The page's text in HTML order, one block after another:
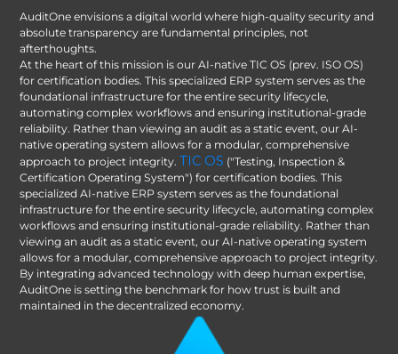
AuditOne envisions a digital world where high-quality security and
absolute transparency are fundamental principles, not
afterthoughts.
At the heart of this mission is our AI-native TIC OS (prev. ISO OS)
for certification bodies. This specialized ERP system serves as the
foundational infrastructure for the entire security lifecycle,
automating complex workflows and ensuring institutional-grade
reliability. Rather than viewing an audit as a static event, our AI-
native operating system allows for a modular, comprehensive
approach to project integrity. TIC OS ("Testing, Inspection &
Certification Operating System") for certification bodies. This
specialized AI-native ERP system serves as the foundational
infrastructure for the entire security lifecycle, automating complex
workflows and ensuring institutional-grade reliability. Rather than
viewing an audit as a static event, our AI-native operating system
allows for a modular, comprehensive approach to project integrity.
By integrating advanced technology with deep human expertise,
AuditOne is setting the benchmark for how trust is built and
maintained in the decentralized economy.